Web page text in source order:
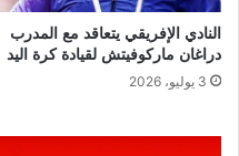
النادي الإفريقي يتعاقد مع المدرب
دراغان ماركوفيتش لقيادة كرة اليد
3 يوليو، 2026